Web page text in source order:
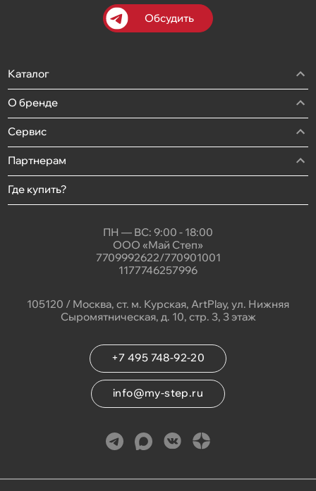
Обсудить
Каталог
О бренде
Сервис
Партнерам
Где купить?
ПН — ВС: 9:00 - 18:00
ООО «Май Степ»
7709992622/770901001
1177746257996
105120 / Москва, ст. м. Курская, ArtPlay, ул. Нижняя
Сыромятническая, д. 10, стр. 3, 3 этаж
+7 495 748-92-20
info@my-step.ru